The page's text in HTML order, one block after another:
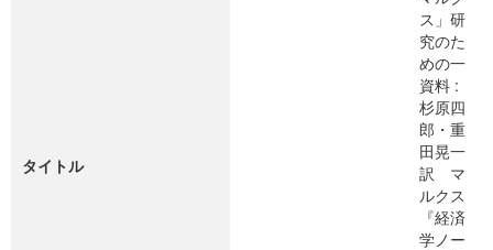
タイトル
ス」研
究のた
めの一
資料 :
杉原四
郎・重
田晃一
訳 マ
ルクス
『経済
学ノー